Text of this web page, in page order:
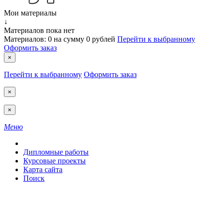
Мои материалы
↓
Материалов пока нет
Материалов: 0 на сумму 0 рублей Перейти к выбранному
Оформить заказ
×
Перейти к выбранному Оформить заказ
×
×
Меню
Дипломные работы
Курсовые проекты
Карта сайта
Поиск